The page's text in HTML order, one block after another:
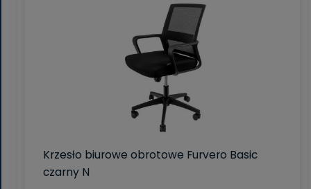
Krzesło biurowe obrotowe Furvero Basic
czarny N